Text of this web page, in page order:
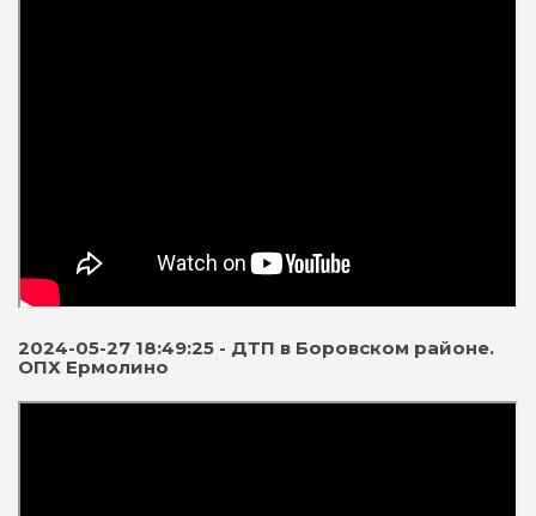
2024-05-27 18:49:25 - ДТП в Боровском районе.
ОПХ Ермолино